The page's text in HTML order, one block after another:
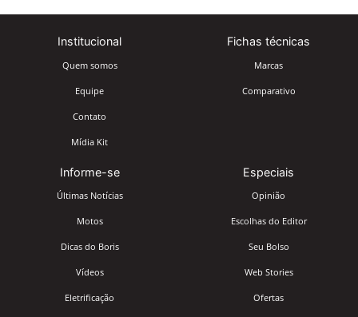
Institucional
Quem somos
Equipe
Contato
Mídia Kit
Fichas técnicas
Marcas
Comparativo
Informe-se
Últimas Notícias
Motos
Dicas do Boris
Vídeos
Eletrificação
Especiais
Opinião
Escolhas do Editor
Seu Bolso
Web Stories
Ofertas